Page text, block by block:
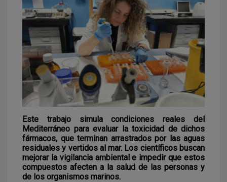
Este trabajo simula condiciones reales del
Mediterráneo para evaluar la toxicidad de dichos
fármacos, que terminan arrastrados por las aguas
residuales y vertidos al mar. Los científicos buscan
mejorar la vigilancia ambiental e impedir que estos
compuestos afecten a la salud de las personas y
de los organismos marinos.